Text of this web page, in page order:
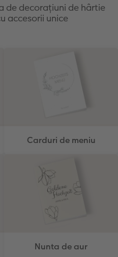
de decorațiuni de hârtie
accesorii unice
Carduri de meniu
Nunta de aur